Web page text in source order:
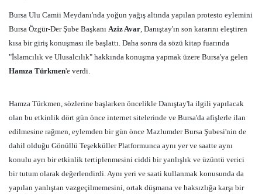
Bursa Ulu Camii Meydanı'nda yoğun yağış altında yapılan protesto eylemini
Bursa Özgür-Der Şube Başkanı Aziz Avar, Danıştay'ın son kararını eleştiren
kısa bir giriş konuşması ile başlattı. Daha sonra da sözü kitap fuarında
"İslamcılık ve Ulusalcılık" hakkında konuşma yapmak üzere Bursa'ya gelen
Hamza Türkmen'e verdi.
Hamza Türkmen, sözlerine başlarken öncelikle Danıştay'la ilgili yapılacak
olan bu etkinlik dört gün önce internet sitelerinde ve Bursa'da afişlerle ilan
edilmesine rağmen, eylemden bir gün önce Mazlumder Bursa Şubesi'nin de
dahil olduğu Gönüllü Teşekküller Platformunca aynı yer ve saatte aynı
konulu ayrı bir etkinlik tertiplenmesini ciddi bir yanlışlık ve üzüntü verici
bir tutum olarak değerlendirdi. Aynı yeri ve saati kullanmak konusunda da
yapılan yanlıştan vazgeçilmemesini, ortak düşmana ve haksızlığa karşı bir